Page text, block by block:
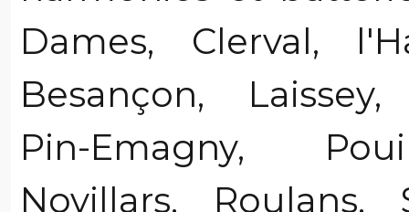
Dames, Clerval,
Besançon, Laissey,
Pin-Emagny,
Novillars,